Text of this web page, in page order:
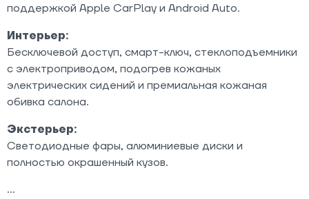
поддержкой Apple CarPlay и Android Auto.
Интерьер:
Бесключевой доступ, смарт-ключ, стеклоподъемники
с электроприводом, подогрев кожаных
электрических сидений и премиальная кожаная
обивка салона.
Экстерьер:
Светодиодные фары, алюминиевые диски и
полностью окрашенный кузов.